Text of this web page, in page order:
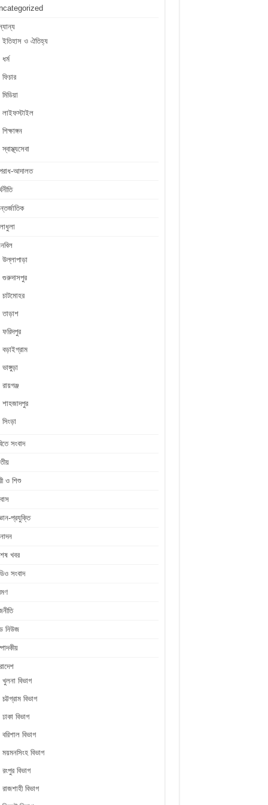
ইতিহাস ও ঐতিহ্য
ধর্ম
ফিচার
মিডিয়া
লাইফস্টাইল
শিক্ষাঙ্গন
স্বাস্থ্যসেবা
আদালত
উল্লাপাড়া
গুরুদাসপুর
চাটমোহর
তাড়াশ
ফরিদপুর
বড়াইগ্রাম
ভাঙ্গুড়া
রায়গঞ্জ
শাহজাদপুর
সিংড়া
সংবাদ
ও শিশু
প্রযুক্তি
খবর
সংবাদ
নিউজ
খুলনা বিভাগ
চট্টগ্রাম বিভাগ
ঢাকা বিভাগ
বরিশাল বিভাগ
ময়মনসিংহ বিভাগ
রংপুর বিভাগ
রাজশাহী বিভাগ